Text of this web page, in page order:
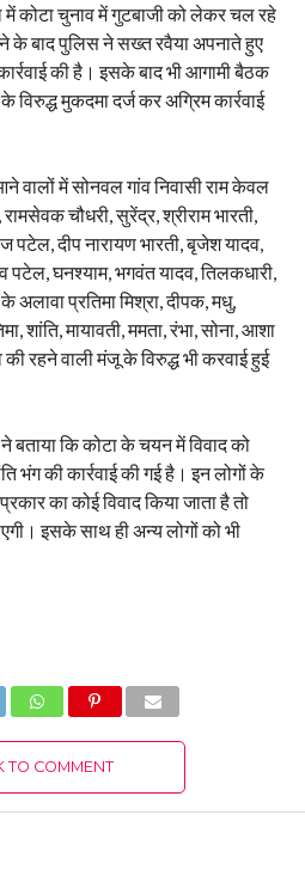
में कोटा चुनाव में गुटबाजी को लेकर चल रहे
के बाद पुलिस ने सख्त रवैया अपनाते हुए
की है। इसके बाद भी आगामी बैठक
विरुद्ध मुकदमा दर्ज कर अग्रिम कार्रवाई
वालों में सोनवल गांव निवासी राम केवल
चौधरी, सुरेंद्र, श्रीराम भारती,
पटेल, दीप नारायण भारती, बृजेश यादव,
पटेल, घनश्याम, भगवंत यादव, तिलकधारी,
अलावा प्रतिमा मिश्रा, दीपक, मधु,
शांति, मायावती, ममता, रंभा, सोना, आशा
रहने वाली मंजू के विरुद्ध भी करवाई हुई
बताया कि कोटा के चयन में विवाद को
भंग की कार्रवाई की गई है। इन लोगों के
का कोई विवाद किया जाता है तो
इसके साथ ही अन्य लोगों को भी
TO COMMENT